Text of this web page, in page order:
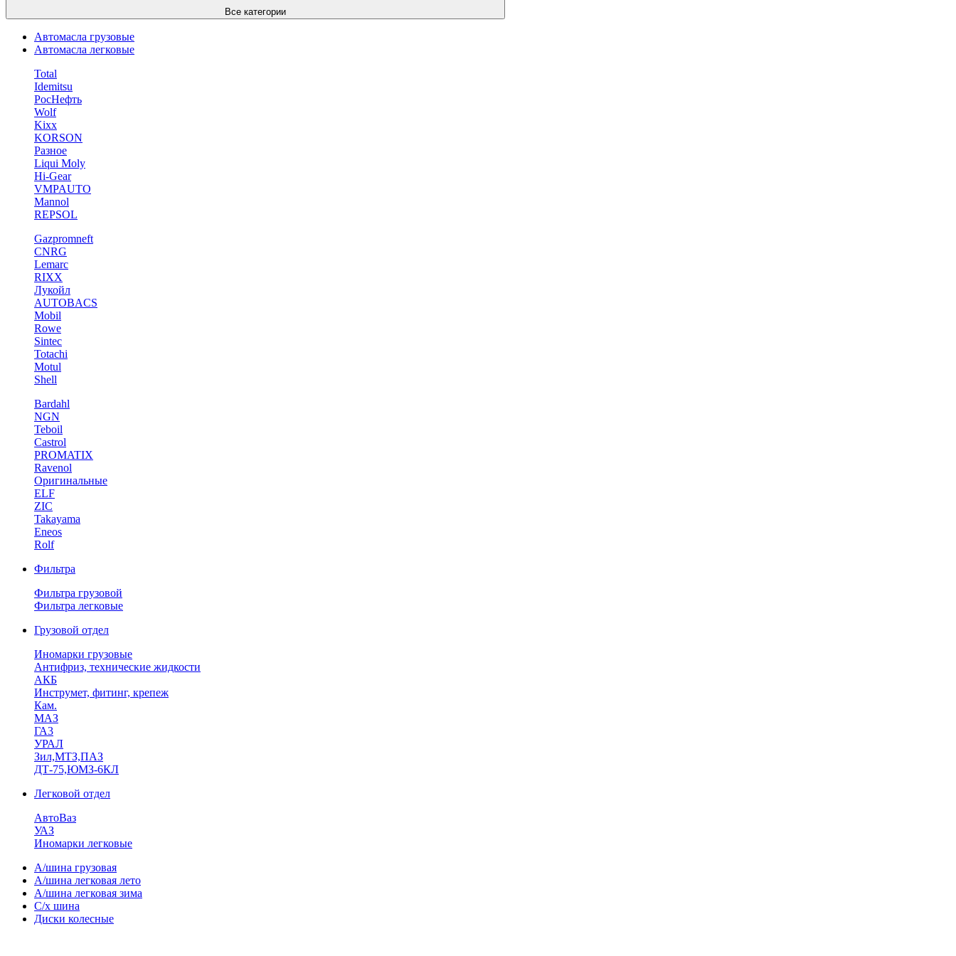
Все категории
Автомасла грузовые
Автомасла легковые
Total
Idemitsu
РосНефть
Wolf
Kixx
KORSON
Разное
Liqui Moly
Hi-Gear
VMPAUTO
Mannol
REPSOL
Gazpromneft
CNRG
Lemarc
RIXX
Лукойл
AUTOBACS
Mobil
Rowe
Sintec
Totachi
Motul
Shell
Bardahl
NGN
Teboil
Castrol
PROMATIX
Ravenol
Оригинальные
ELF
ZIC
Takayama
Eneos
Rolf
Фильтра
Фильтра грузовой
Фильтра легковые
Грузовой отдел
Иномарки грузовые
Антифриз, технические жидкости
АКБ
Инструмет, фитинг, крепеж
Кам.
МАЗ
ГА3
УРАЛ
Зил,МТЗ,ПАЗ
ДТ-75,ЮМЗ-6КЛ
Легковой отдел
АвтоВаз
УАЗ
Иномарки легковые
А/шина грузовая
А/шина легковая лето
А/шина легковая зима
С/х шина
Диски колесные